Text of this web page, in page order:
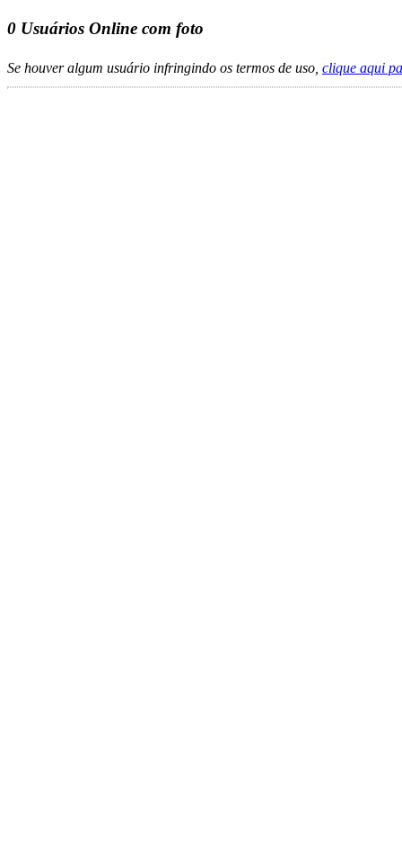
0 Usuários Online com foto
Se houver algum usuário infringindo os termos de uso, clique aqui